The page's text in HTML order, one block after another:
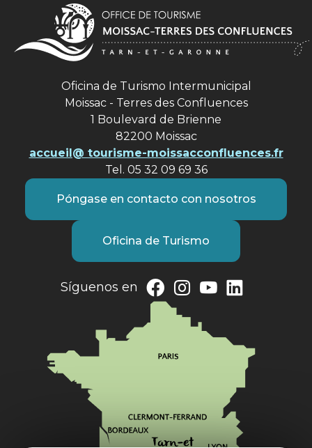
Oficina de Turismo Intermunicipal
Moissac - Terres des Confluences
1 Boulevard de Brienne
82200 Moissac
accueil@ tourisme-moissacconfluences.fr
Tel. 05 32 09 69 36
Póngase en contacto con nosotros
Oficina de Turismo
Síguenos en